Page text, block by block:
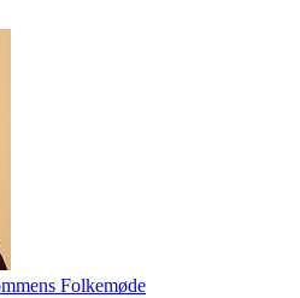
Folkemøde